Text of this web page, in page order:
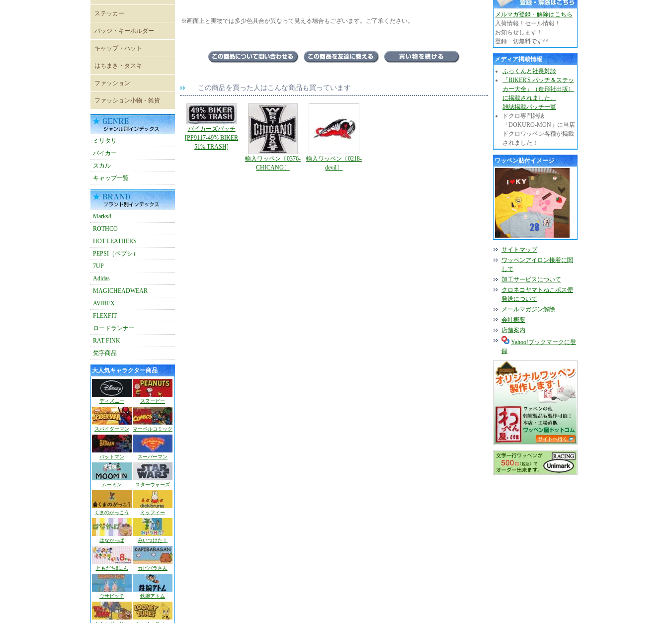
ステッカー
レーシングステッカー
バイカーステッカー
ミリタリーステッカー
ヴィンテージ風ステッカー
キャラクターステッカー
ウォールステッカー
バッジ・キーホルダー
USA直輸入ピンバッジ
キーホルダー
ジッパープル
キーケース
パスケース
キャップ・ハット
キャップ
ON-FIELD SHAPE〕
はちまき・タスキ
ファッション
無地Tシャツ・タンクトップ
プリントTシャツ
トレーナー・パーカー
ウィンドブレーカー
ジャンパー・コート
ファッション小物・雑貨
雑貨
ネックウォーマー
マグカップ
ミリタリーバッグ他
トートバッグ
バンダナ
タオル
防災グッズ
雑誌
アメリカン雑貨
スマホグッズ
ミリタリ
バイカー
スカル
キャップ一覧
Marks8
ROTHCO
HOT LEATHERS
PEPSI（ペプシ）
7UP
Adidas
MAGICHEADWEAR
AVIREX
FLEXFIT
ロードランナー
RAT FINK
梵字商品
大人気キャラクター商品
ディズニー スヌーピー
スパイダーマン マーベルコミック
バットマン スーパーマン
ムーミン スターウォーズ
くまのがっこう ミッフィー
はなかっぱ みいつけた！
ともだち8にん カピバラさん
ウサビッチ 鉄腕アトム
※画面上と実物では多少色具合が異なって見える場合もございます。ご了承ください。
この商品を買った人はこんな商品も買っています
バイカーズパッチ
[PP9117-49% BIKER
51% TRASH]
輸入ワッペン〔0376-
CHICANO〕
輸入ワッペン〔0218-
devil〕
メルマガ登録・解除はこちら
入荷情報！セール情報！
お知らせします！
登録一切無料です^^
メディア掲載情報
ふっくんと社長対談
「BIKER'S パッチ＆ステッ
カー大全」（造形社出版）
に掲載されました。
雑誌掲載パッチ一覧
ドクロ専門雑誌
「DOKURO-MON」に当店
ドクロワッペン各種が掲載
されました！
ワッペン貼付イメージ
サイトマップ
ワッペンアイロン接着に関
して
加工サービスについて
クロネコヤマトねこポス便
発送について
メールマガジン解除
会社概要
店舗案内
Yahoo!ブックマークに登
録